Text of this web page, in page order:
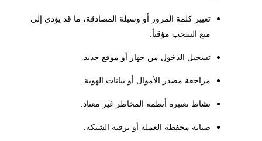
تغيير كلمة المرور أو وسيلة المصادقة، ما قد يؤدي إلى
منع السحب مؤقتاً.
تسجيل الدخول من جهاز أو موقع جديد.
مراجعة مصدر الأموال أو بيانات الهوية.
نشاط تعتبره أنظمة المخاطر غير معتاد.
صيانة محفظة العملة أو ترقية الشبكة.